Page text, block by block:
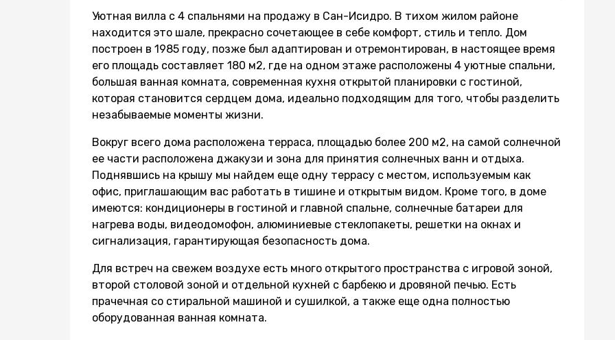
Уютная вилла с 4 спальнями на продажу в Сан-Исидро. В тихом жилом районе
находится это шале, прекрасно сочетающее в себе комфорт, стиль и тепло. Дом
построен в 1985 году, позже был адаптирован и отремонтирован, в настоящее время
его площадь составляет 180 м2, где на одном этаже расположены 4 уютные спальни,
большая ванная комната, современная кухня открытой планировки с гостиной,
которая становится сердцем дома, идеально подходящим для того, чтобы разделить
незабываемые моменты жизни.
Вокруг всего дома расположена терраса, площадью более 200 м2, на самой солнечной
ее части расположена джакузи и зона для принятия солнечных ванн и отдыха.
Поднявшись на крышу мы найдем еще одну террасу с местом, используемым как
офис, приглашающим вас работать в тишине и открытым видом. Кроме того, в доме
имеются: кондиционеры в гостиной и главной спальне, солнечные батареи для
нагрева воды, видеодомофон, алюминиевые стеклопакеты, решетки на окнах и
сигнализация, гарантирующая безопасность дома.
Для встреч на свежем воздухе есть много открытого пространства с игровой зоной,
второй столовой зоной и отдельной кухней с барбекю и дровяной печью. Есть
прачечная со стиральной машиной и сушилкой, а также еще одна полностью
оборудованная ванная комната.